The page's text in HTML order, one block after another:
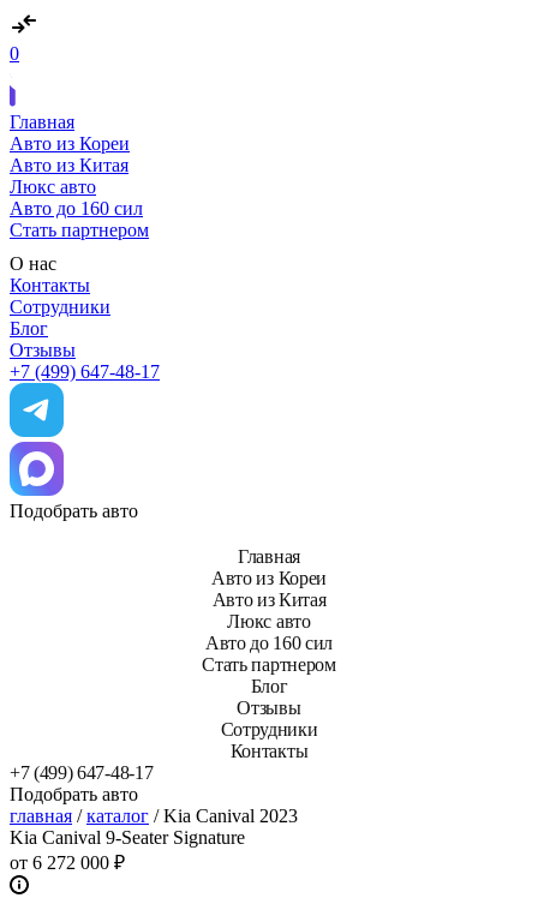
0
Главная
Авто из Кореи
Авто из Китая
Люкс авто
Авто до 160 сил
Стать партнером
О нас
Контакты
Сотрудники
Блог
Отзывы
+7 (499) 647-48-17
Подобрать авто
Главная
Авто из Кореи
Авто из Китая
Люкс авто
Авто до 160 сил
Стать партнером
Блог
Отзывы
Сотрудники
Контакты
+7 (499) 647-48-17
Подобрать авто
главная / каталог / Kia Canival 2023
Kia Canival 9-Seater Signature
от 6 272 000 ₽